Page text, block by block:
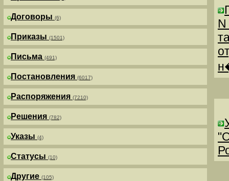
Договоры (6)
Приказы (1501)
Письма (491)
Постановления (6017)
Распоряжения (7210)
Решения (782)
Указы (4)
Статусы (10)
Другие (105)